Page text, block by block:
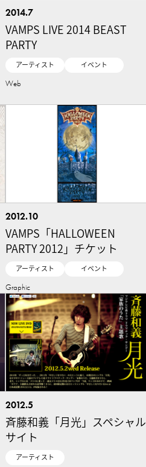
2014.7
VAMPS LIVE 2014 BEAST
PARTY
アーティスト イベント
Web
2012.10
VAMPS「HALLOWEEN
PARTY 2012」チケット
アーティスト イベント
Graphic
2012.5
斉藤和義「月光」スペシャル
サイト
アーティスト